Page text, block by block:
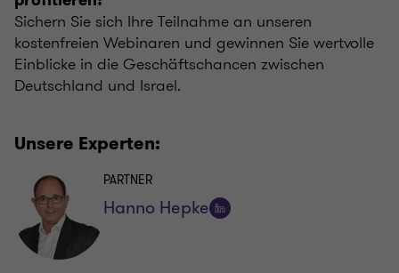
Sichern Sie sich Ihre Teilnahme an unseren
kostenfreien Webinaren und gewinnen Sie wertvolle
Einblicke in die Geschäftschancen zwischen
Deutschland und Israel.
Unsere Experten:
Hanno Hepke
PARTNER